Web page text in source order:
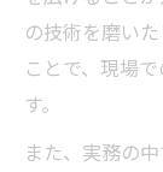
の技術を磨い
ことで、現場
す。
また、実務の